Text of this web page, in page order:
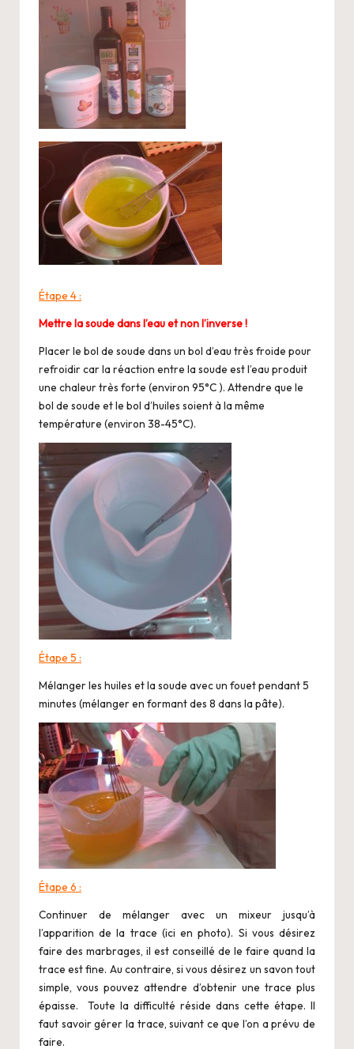
Étape 4 :
Mettre la soude dans l’eau et non l’inverse !
Placer le bol de soude dans un bol d’eau très froide pour
refroidir car la réaction entre la soude est l’eau produit
une chaleur très forte (environ 95°C ). Attendre que le
bol de soude et le bol d’huiles soient à la même
température (environ 38-45°C).
Étape 5 :
Mélanger les huiles et la soude avec un fouet pendant 5
minutes (mélanger en formant des 8 dans la pâte).
Étape 6 :
Continuer de mélanger avec un mixeur jusqu’à
l’apparition de la trace (ici en photo). Si vous désirez
faire des marbrages, il est conseillé de le faire quand la
trace est fine. Au contraire, si vous désirez un savon tout
simple, vous pouvez attendre d’obtenir une trace plus
épaisse. Toute la difficulté réside dans cette étape. Il
faut savoir gérer la trace, suivant ce que l’on a prévu de
faire.